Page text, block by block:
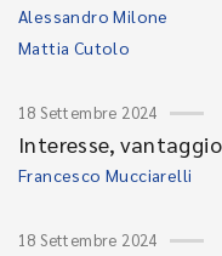
Alessandro Milone
Mattia Cutolo
18 Settembre 2024
Interesse,
Francesco Mucciarelli
18 Settembre 2024